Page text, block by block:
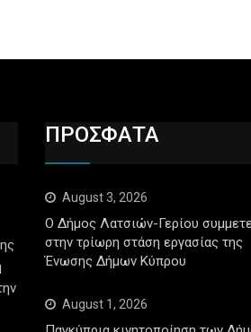
ΠΡΟΣΦΑΤΑ
August 3, 2026
Ο Δήμος Λατσιών-Γερίου
στην τρίωρη στάση εργασίας της
Ένωσης Δήμων Κύπρου
August 1, 2026